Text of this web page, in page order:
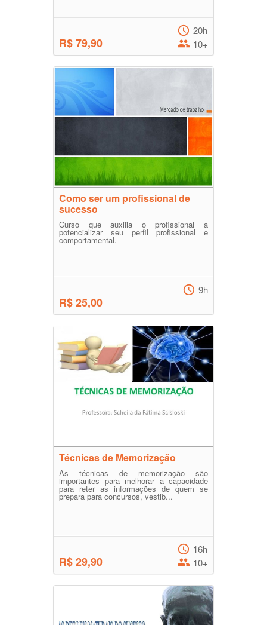
R$ 79,90
20h
10+
Como ser um profissional de
sucesso
Curso que auxilia o profissional a
potencializar seu perfil profissional e
comportamental.
R$ 25,00
9h
Técnicas de Memorização
As técnicas de memorização são
importantes para melhorar a capacidade
para reter as informações de quem se
prepara para concursos, vestib...
R$ 29,90
16h
10+